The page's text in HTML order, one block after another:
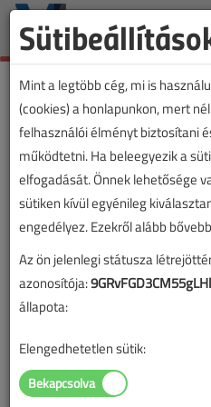
Mint a legtöbb cég, mi is
(cookies) a honlapunkon, mert
felhasználói élményt biztosítani
működtetni. Ha beleegyezik a
elfogadását. Önnek lehetősége
sütiken kívül egyénileg
engedélyez. Ezekről alább
Az ön jelenlegi státusza
azonosítója:
állapota:
Elengedhetetlen sütik: